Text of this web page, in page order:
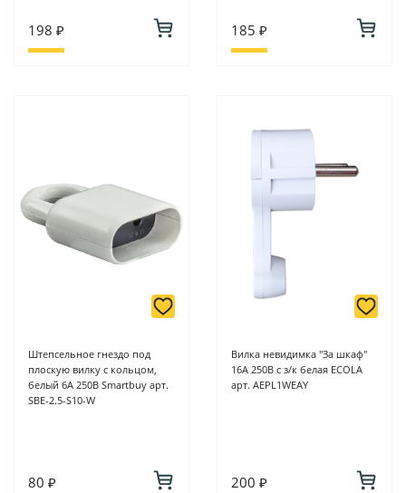
198 ₽ 185 ₽
Штепсельное гнездо под
плоскую вилку с кольцом,
белый 6А 250В Smartbuy арт.
SBE-2.5-S10-W
80 ₽
Вилка невидимка "За шкаф"
16А 250В с з/к белая ECOLA
арт. AEPL1WEAY
200 ₽